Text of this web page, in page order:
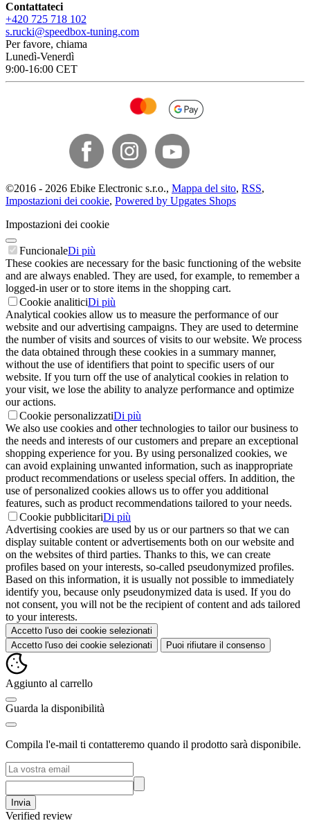
Contattateci
+420 725 718 102
s.rucki@speedbox-tuning.com
Per favore, chiama
Lunedì-Venerdì
9:00-16:00 CET
©2016 - 2026 Ebike Electronic s.r.o., Mappa del sito, RSS,
Impostazioni dei cookie, Powered by Upgates Shops
Impostazioni dei cookie
FuncionaleDi più
These cookies are necessary for the basic functioning of the website
and are always enabled. They are used, for example, to remember a
logged-in user or to store items in the shopping cart.
Cookie analiticiDi più
Analytical cookies allow us to measure the performance of our
website and our advertising campaigns. They are used to determine
the number of visits and sources of visits to our website. We process
the data obtained through these cookies in a summary manner,
without the use of identifiers that point to specific users of our
website. If you turn off the use of analytical cookies in relation to
your visit, we lose the ability to analyze performance and optimize
our actions.
Cookie personalizzatiDi più
We also use cookies and other technologies to tailor our business to
the needs and interests of our customers and prepare an exceptional
shopping experience for you. By using personalized cookies, we
can avoid explaining unwanted information, such as inappropriate
product recommendations or useless special offers. In addition, the
use of personalized cookies allows us to offer you additional
features, such as product recommendations tailored to your needs.
Cookie pubblicitariDi più
Advertising cookies are used by us or our partners so that we can
display suitable content or advertisements both on our website and
on the websites of third parties. Thanks to this, we can create
profiles based on your interests, so-called pseudonymized profiles.
Based on this information, it is usually not possible to immediately
identify you, because only pseudonymized data is used. If you do
not consent, you will not be the recipient of content and ads tailored
to your interests.
Accetto l'uso dei cookie selezionati
Accetto l'uso dei cookie selezionati
Puoi rifiutare il consenso
Aggiunto al carrello
Guarda la disponibilità
Compila l'e-mail ti contatteremo quando il prodotto sarà disponibile.
Invia
Verified review